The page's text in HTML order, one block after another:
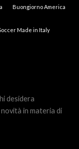
Buongiorno America
Made in Italy
desidera
in materia di